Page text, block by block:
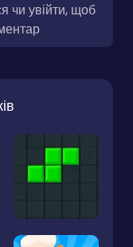
чи увійти, щоб